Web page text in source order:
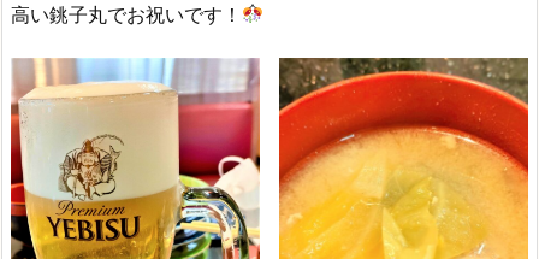
高い銚子丸でお祝いです！